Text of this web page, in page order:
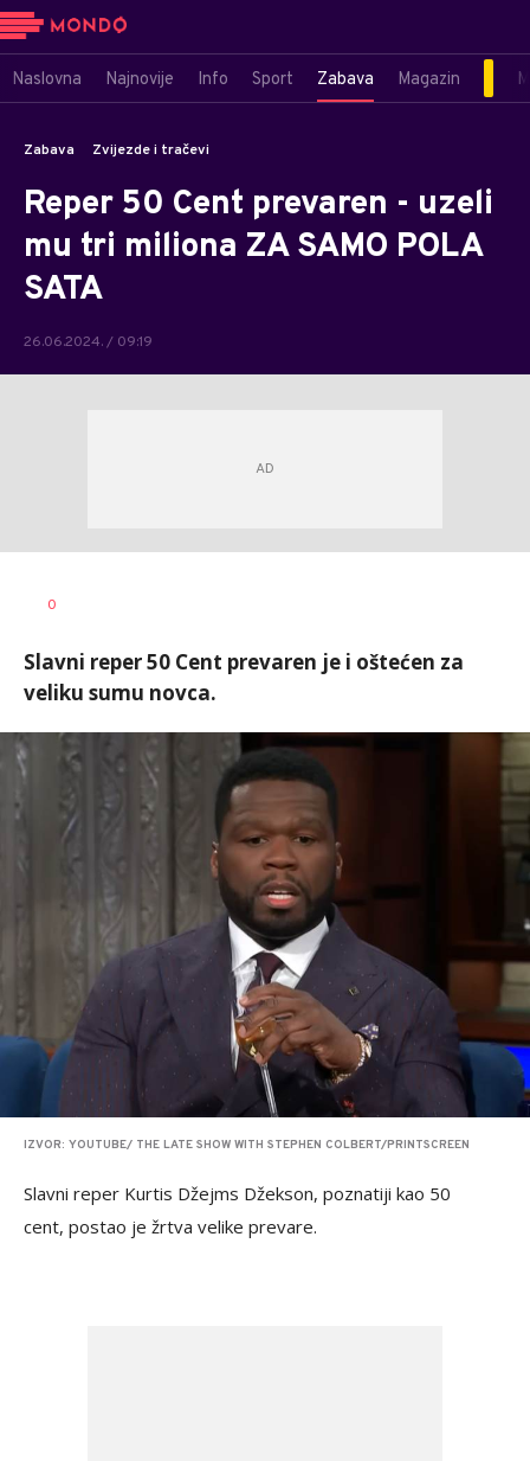
Naslovna Najnovije Info Sport Zabava Magazin
Zabava Zvijezde i tračevi
Reper 50 Cent prevaren - uzeli
mu tri miliona ZA SAMO POLA
SATA
26.06.2024. / 09:19
AUTOR
0
Slavni reper 50 Cent prevaren je i oštećen za
veliku sumu novca.
IZVOR: YOUTUBE/ THE LATE SHOW WITH STEPHEN COLBERT/PRINTSCREEN
Slavni reper Kurtis Džejms Džekson, poznatiji kao 50
cent, postao je žrtva velike prevare.